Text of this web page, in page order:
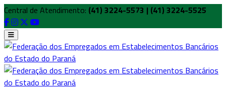
Central de Atendimento: (41) 3224-5573 | (41) 3224-5525